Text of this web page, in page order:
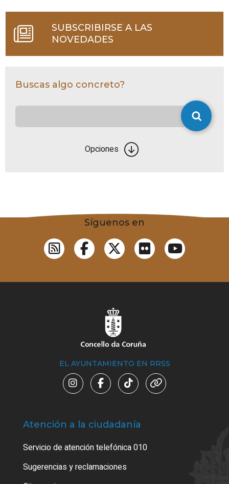
SUBSCRIBIRSE A LAS
NOVEDADES
Buscas algo concreto?
Opciones
Síguenos en
EL AYUNTAMIENTO EN RRSS
Atención a la ciudadanía
Servicio de atención telefónica 010
Sugerencias y reclamaciones